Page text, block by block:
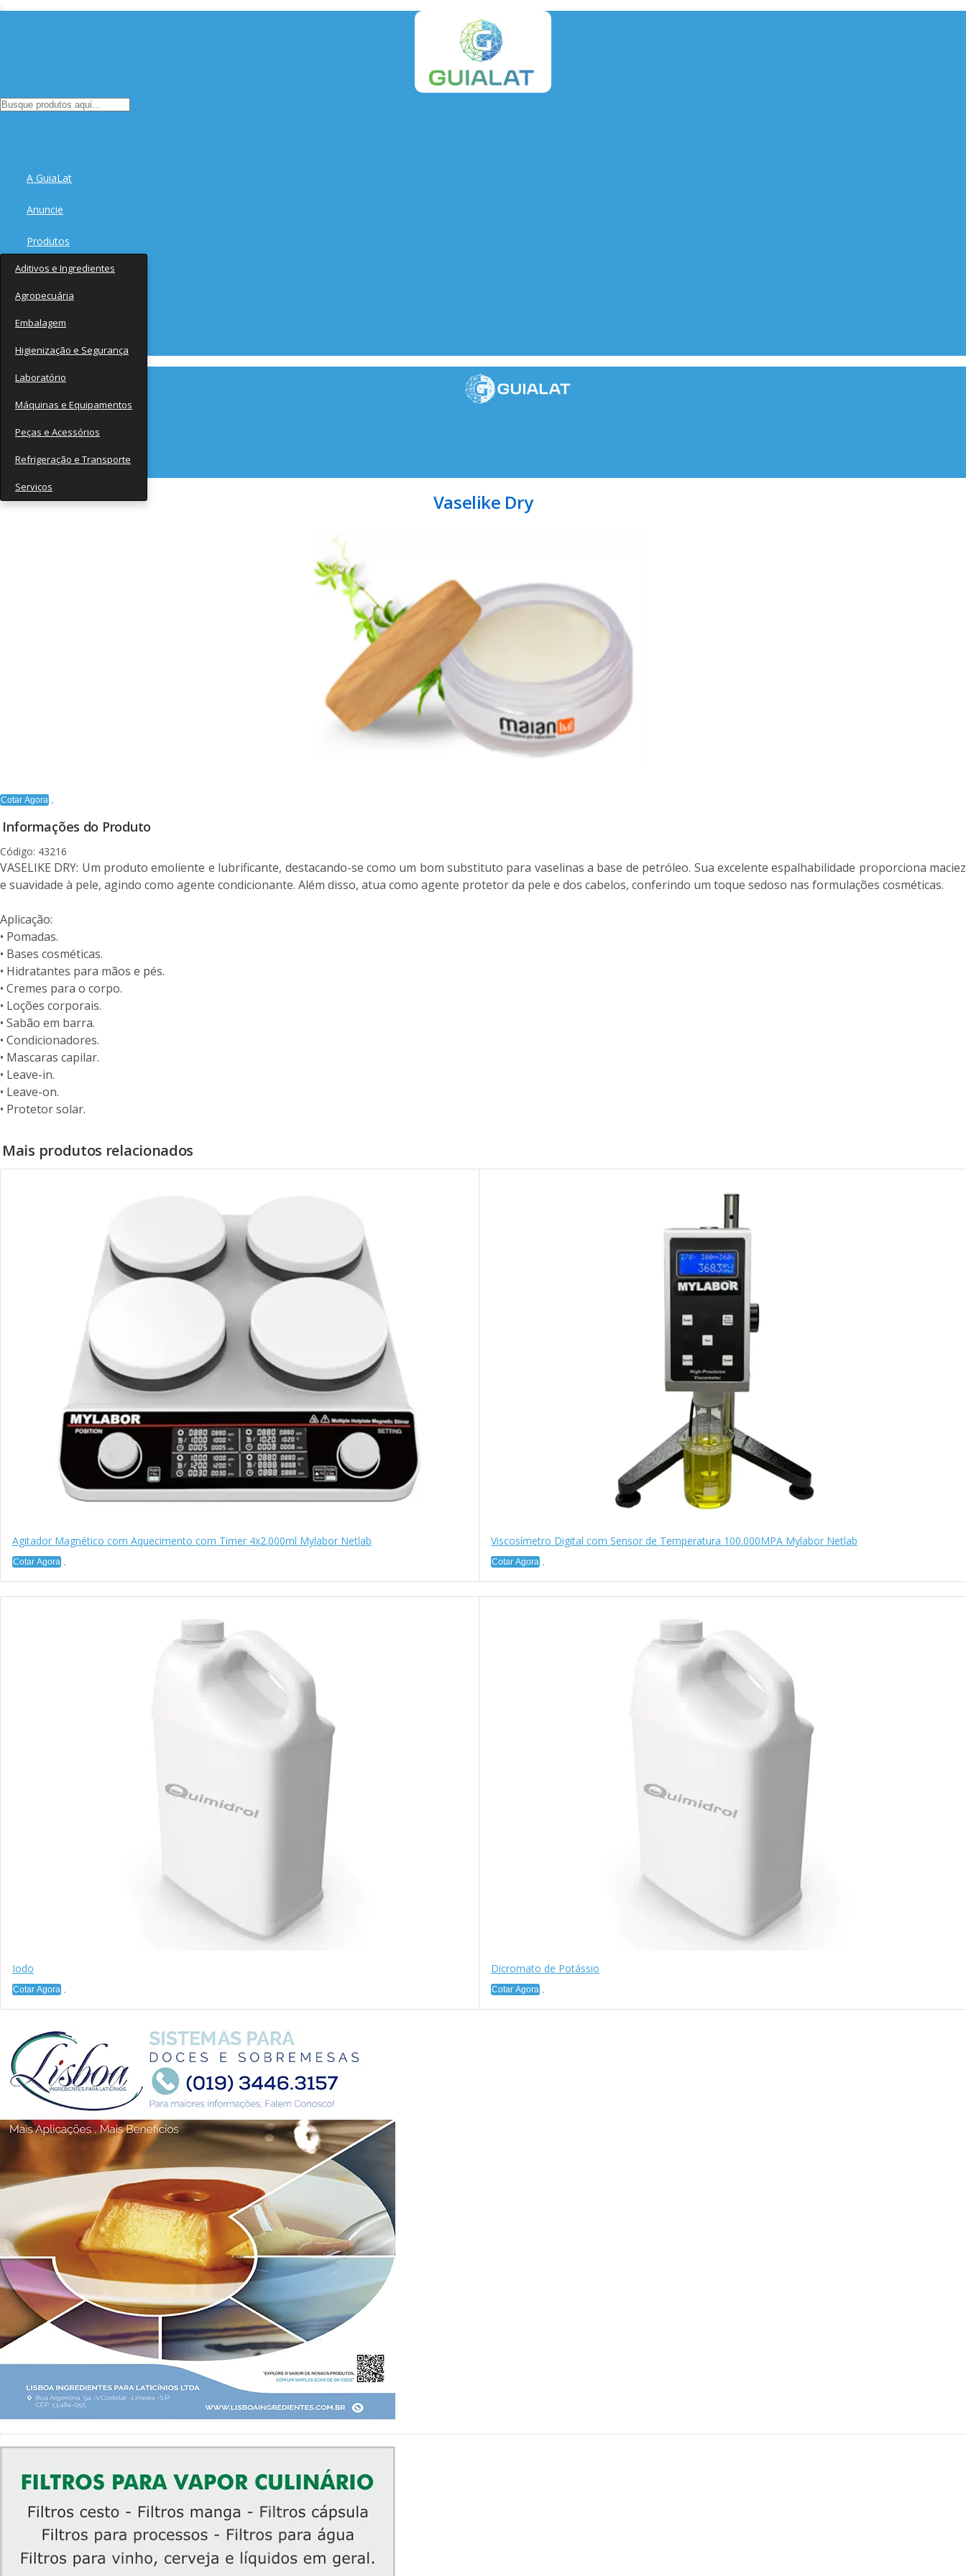
A GuiaLat
Anuncie
Produtos
Aditivos e Ingredientes
Agropecuária
Embalagem
Higienização e Segurança
Laboratório
Máquinas e Equipamentos
Peças e Acessórios
Refrigeração e Transporte
Serviços
Fornecedores
Notícias
Vaselike Dry
Cotar Agora
Informações do Produto
Código: 43216
VASELIKE DRY: Um produto emoliente e lubrificante, destacando-se como um bom substituto para vaselinas a base de petróleo. Sua excelente espalhabilidade proporciona maciez
e suavidade à pele, agindo como agente condicionante. Além disso, atua como agente protetor da pele e dos cabelos, conferindo um toque sedoso nas formulações cosméticas.
Aplicação:
• Pomadas.
• Bases cosméticas.
• Hidratantes para mãos e pés.
• Cremes para o corpo.
• Loções corporais.
• Sabão em barra.
• Condicionadores.
• Mascaras capilar.
• Leave-in.
• Leave-on.
• Protetor solar.
Mais produtos relacionados
Agitador Magnético com Aquecimento com Timer 4x2.000ml Mylabor Netlab
Cotar Agora
Viscosímetro Digital com Sensor de Temperatura 100.000MPA Mylabor Netlab
Cotar Agora
Iodo
Cotar Agora
Dicromato de Potássio
Cotar Agora